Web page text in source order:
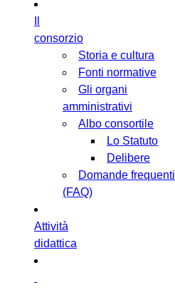
consorzio
Storia e cultura
Fonti normative
Gli organi
amministrativi
Albo consortile
Lo Statuto
Delibere
Domande frequenti
(FAQ)
Attività
didattica